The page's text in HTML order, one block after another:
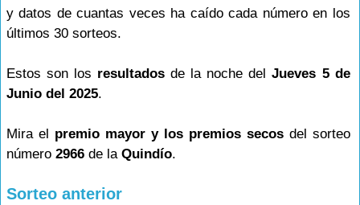
y datos de cuantas veces ha caído cada número en los
últimos 30 sorteos.
Estos son los resultados de la noche delJueves 5 de
Junio del 2025.
Mira el premio mayor y los premios secosdel sorteo
número 2966 de la Quindío.
Sorteo anterior